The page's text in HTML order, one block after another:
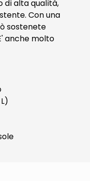
di alta qualità,
Con una
sostenete
anche molto